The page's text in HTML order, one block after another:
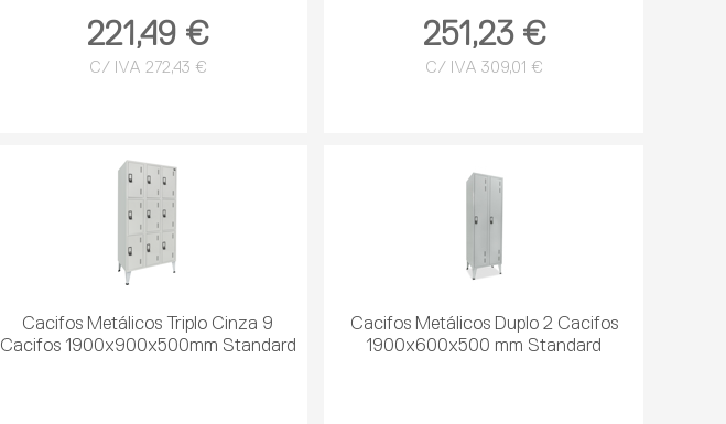
221,49 €
C/ IVA 272,43 €
251,23 €
C/ IVA 309,01 €
Cacifos Metálicos Triplo Cinza 9
Cacifos 1900x900x500mm Standard
Cacifos Metálicos Duplo 2 Cacifos
1900x600x500 mm Standard